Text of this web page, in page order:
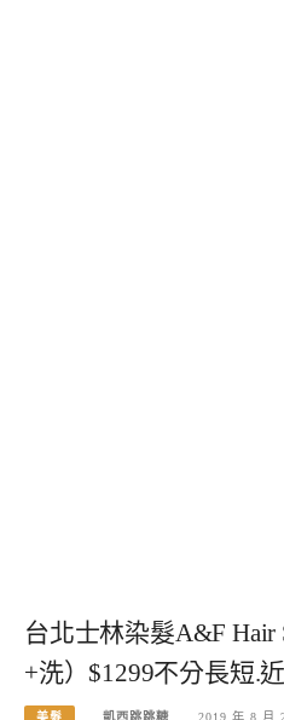
台北士林染髮A&F Hair
+洗）$1299不分長短.